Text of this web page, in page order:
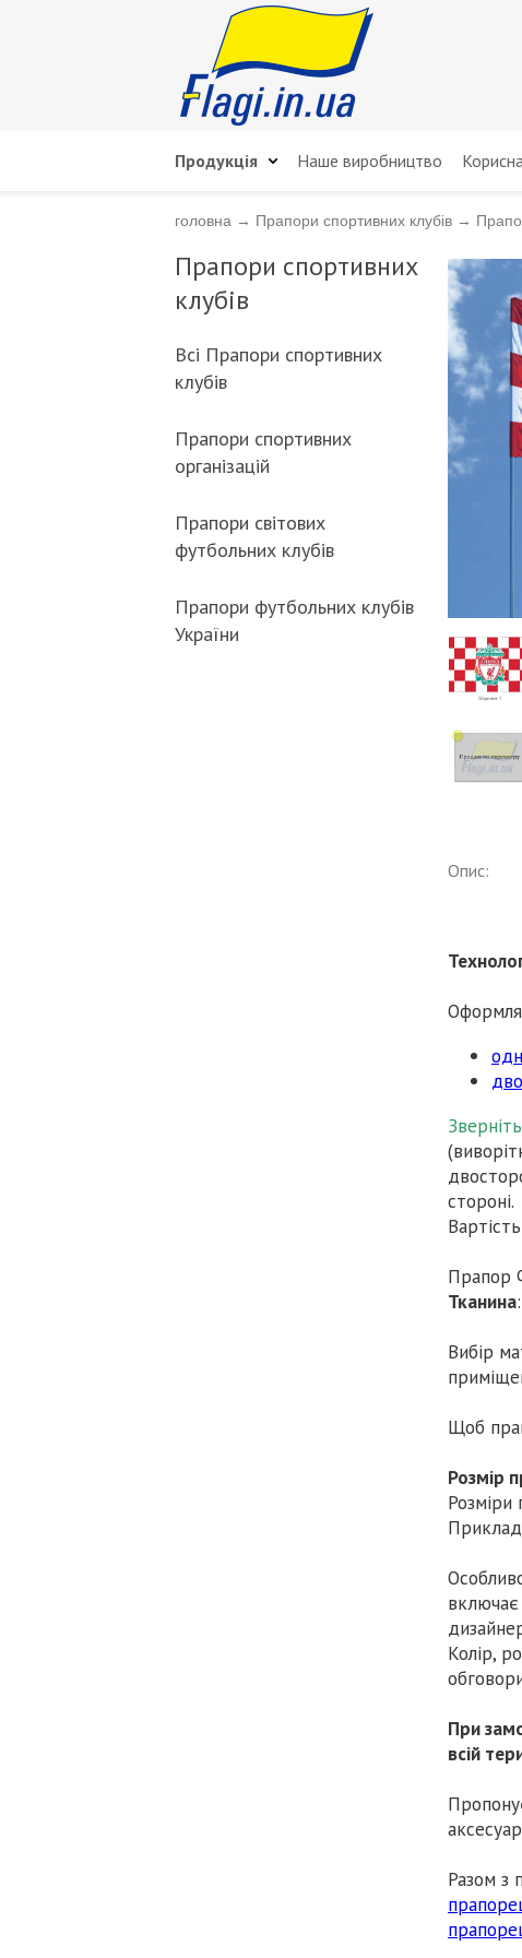
Продукція Наше виробництво
головна → Прапори спортивних клубів →
Прапори спортивних
клубів
Всі Прапори спортивних
клубів
Прапори спортивних
організацій
Прапори світових
футбольних клубів
Прапори футбольних клубів
України
Опис:
стороні.
Прапор
Тканина:
Вибір
Щоб
Розмір
Розміри
Колір,
При
всій
Разом з